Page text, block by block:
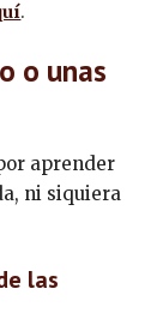
.
o unas
aprender
ni siquiera
las